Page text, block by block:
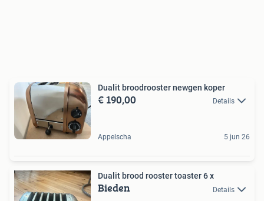
Dualit broodrooster newgen koper
€ 190,00 Details
Appelscha 5 jun 26
Dualit brood rooster toaster 6 x
Bieden Details